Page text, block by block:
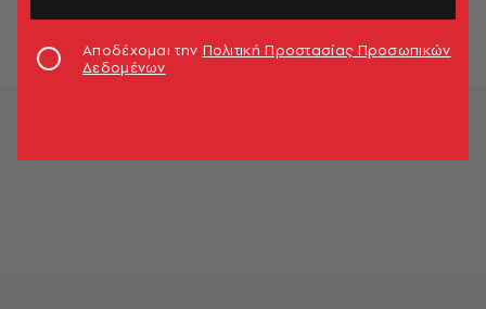
Ρεγγίνα Φιλόγλου
Αποδέχομαι την Πολιτική Προστασίας Προσωπικών
Δεδομένων